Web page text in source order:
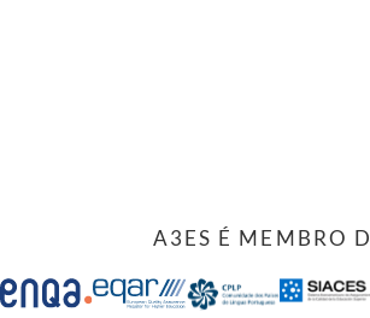
A3ES É MEMBRO